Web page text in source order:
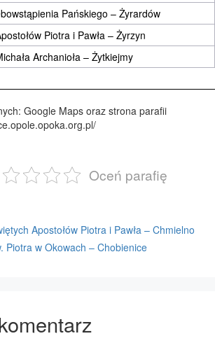
Pańskiego – Żyrardów
Piotra i Pawła – Żyrzyn
Archanioła – Żytkiejmy
Google Maps oraz strona parafii
Oceń parafię
Apostołów Piotra i Pawła – Chmielno
Piotra w Okowach – Chobienice